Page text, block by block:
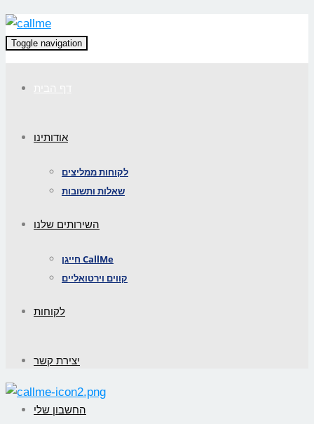
Toggle navigation
אודותינו
לקוחות ממליצים
שאלות ותשובות
השירותים שלנו
חייגן CallMe
קווים וירטואליים
לקוחות
יצירת קשר
החשבון שלי